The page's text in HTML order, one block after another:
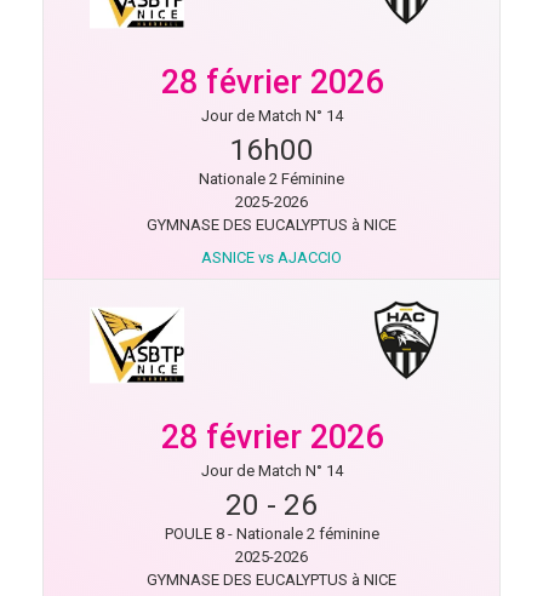
28 février 2026
Jour de Match N° 14
16h00
Nationale 2 Féminine
2025-2026
GYMNASE DES EUCALYPTUS à NICE
ASNICE vs AJACCIO
28 février 2026
Jour de Match N° 14
20 - 26
POULE 8 - Nationale 2 féminine
2025-2026
GYMNASE DES EUCALYPTUS à NICE